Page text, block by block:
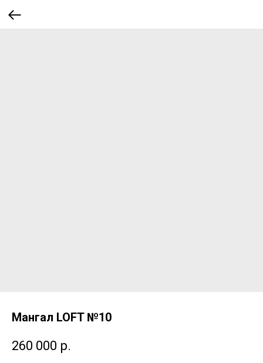
Мангал LOFT №10
260 000 р.